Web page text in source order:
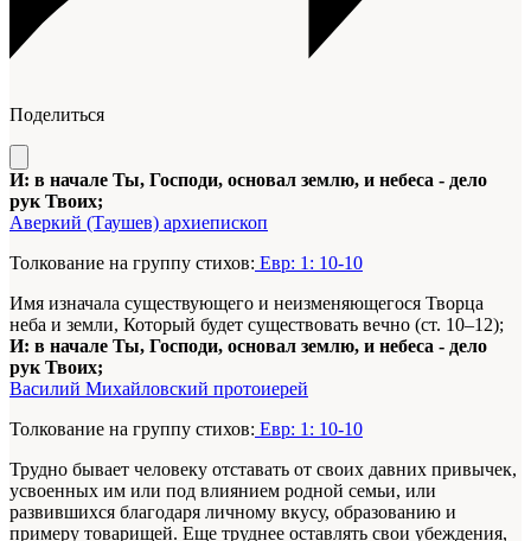
Поделиться
И: в начале Ты, Господи, основал землю, и небеса - дело
рук Твоих;
Аверкий (Таушев) архиепископ
Толкование на группу стихов: Евр: 1: 10-10
Имя изначала существующего и неизменяющегося Творца
неба и земли, Который будет существовать вечно (ст. 10–12);
И: в начале Ты, Господи, основал землю, и небеса - дело
рук Твоих;
Василий Михайловский протоиерей
Толкование на группу стихов: Евр: 1: 10-10
Трудно бывает человеку отставать от своих давних привычек,
усвоенных им или под влиянием родной семьи, или
развившихся благодаря личному вкусу, образованию и
примеру товарищей. Еще труднее оставлять свои убеждения,